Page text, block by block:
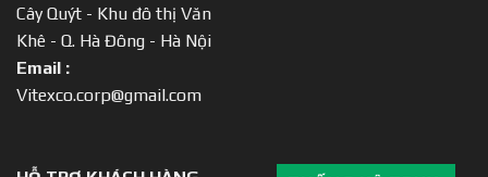
Cây Quýt - Khu đô thị Văn
Khê - Q. Hà Đông - Hà Nội
Email :
Vitexco.corp@gmail.com